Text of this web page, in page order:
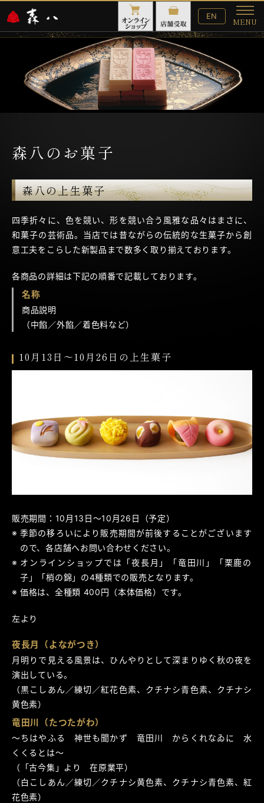
English
Website
EN
MENU
メ
ニ
森八のお菓子
森八の上生菓子
四季折々に、色を競い、形を競い合う風雅な品々はまさに、
和菓子の芸術品。当店では昔ながらの伝統的な生菓子から創
意工夫をこらした新製品まで数多く取り揃えております。
各商品の詳細は下記の順番で記載しております。
名称
商品説明
（中餡／外餡／着色料など）
10月13日～10月26日の上生菓子
販売期間：10月13日～10月26日（予定）
季節の移ろいにより販売期間が前後することがございます
ので、各店舗へお問い合わせください。
オンラインショップでは「夜長月」「竜田川」「栗鹿の
子」「梢の錦」の4種類での販売となります。
価格は、全種類 400円（本体価格）です。
左より
夜長月（よながつき）
月明りで見える風景は、ひんやりとして深まりゆく秋の夜を
演出している。
（黒こしあん／練切／紅花色素、クチナシ青色素、クチナシ
黄色素）
竜田川（たつたがわ）
～ちはやふる 神世も聞かず 竜田川 からくれなゐに 水
くくるとは～
（「古今集」より 在原業平）
（白こしあん／練切／クチナシ黄色素、クチナシ青色素、紅
花色素）